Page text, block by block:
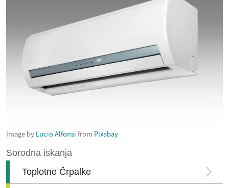
Image by Lucio Alfonsi from Pixabay